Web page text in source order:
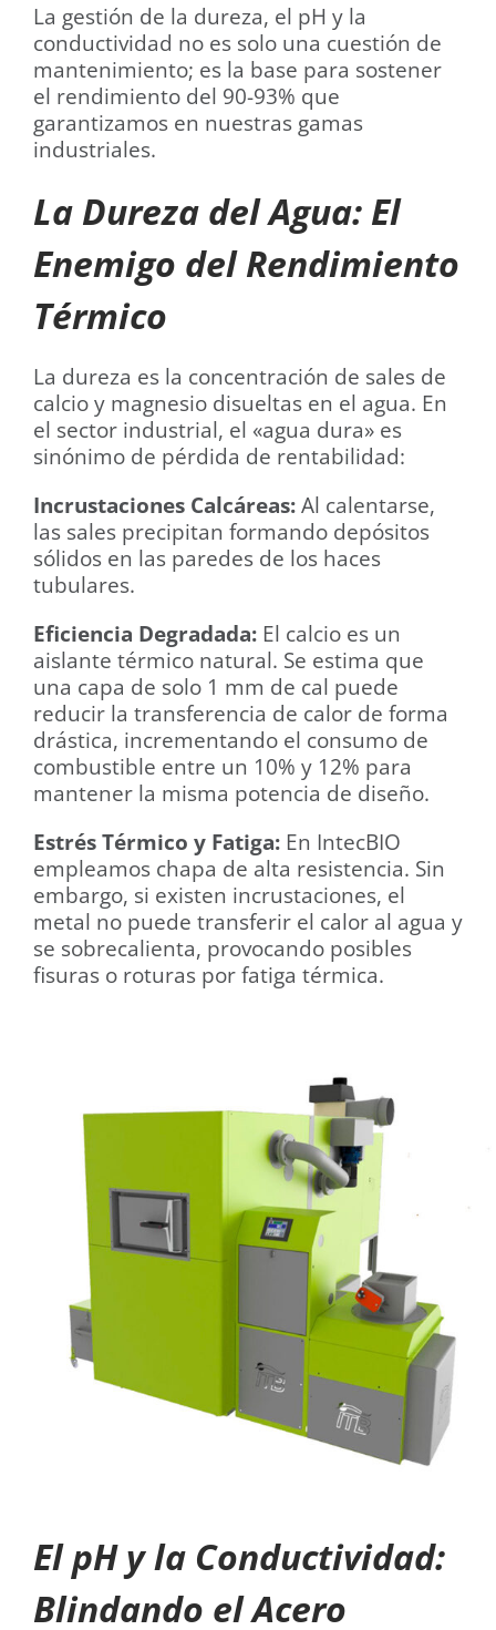
La gestión de la dureza, el pH y la
conductividad no es solo una cuestión de
mantenimiento; es la base para sostener
el rendimiento del 90-93% que
garantizamos en nuestras gamas
industriales.
La Dureza del Agua: El
Enemigo del Rendimiento
Térmico
La dureza es la concentración de sales de
calcio y magnesio disueltas en el agua. En
el sector industrial, el «agua dura» es
sinónimo de pérdida de rentabilidad:
Incrustaciones Calcáreas:Al calentarse,
las sales precipitan formando depósitos
sólidos en las paredes de los haces
tubulares.
Eficiencia Degradada:El calcio es un
aislante térmico natural. Se estima que
una capa de solo 1 mm de cal puede
reducir la transferencia de calor de forma
drástica, incrementando el consumo de
combustible entre un 10% y 12% para
mantener la misma potencia de diseño.
Estrés Térmico y Fatiga: En IntecBIO
empleamos chapa de alta resistencia. Sin
embargo, si existen incrustaciones, el
metal no puede transferir el calor al agua y
se sobrecalienta, provocando posibles
fisuras o roturas por fatiga térmica.
El pH y la Conductividad:
Blindando el Acero